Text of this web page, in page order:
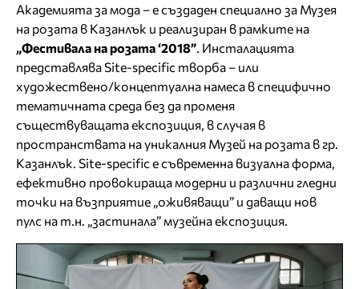
Академията за мода – е създаден специално за Музея
на розата в Казанлък и реализиран в рамките на
„Фестивала на розата ‘2018” . Инсталацията
представлява Site-specific творба – или
художествено/концептуална намеса в специфично
тематичната среда без да променя
съществуващата експозиция, в случая в
пространствата на уникалния Музей на розата в гр.
Казанлък. Site-specific е съвременна визуална форма,
ефективно провокираща модерни и различни гледни
точки на възприятие „оживяващи” и даващи нов
пулс на т.н. „застинала” музейна експозиция.